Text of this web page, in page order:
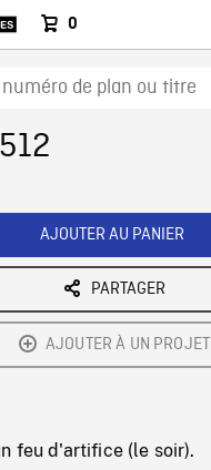
0
AJOUTER AU PANIER
PARTAGER
AJOUTER À UN PROJET
feu d'artifice (le soir).